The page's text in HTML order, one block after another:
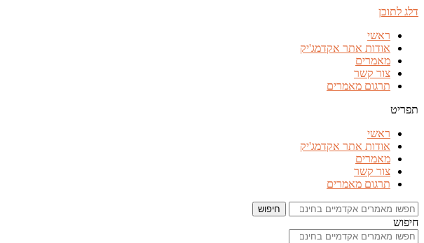
דלג לתוכן
ראשי
אודות אתר אקדמג'יק
מאמרים
צור קשר
תרגום מאמרים
תפריט
ראשי
אודות אתר אקדמג'יק
מאמרים
צור קשר
תרגום מאמרים
חיפוש
חיפוש